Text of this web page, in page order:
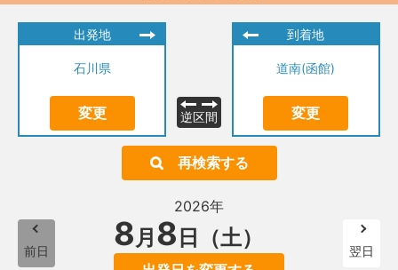
出発地
石川県
変更 逆区間
到着地
道南(函館)
変更
再検索する
前日
2026年
8月 8 日（土） 翌日